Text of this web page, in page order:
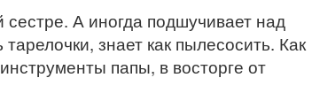
А иногда подшучивает над
знает как пылесосить. Как
папы, в восторге от